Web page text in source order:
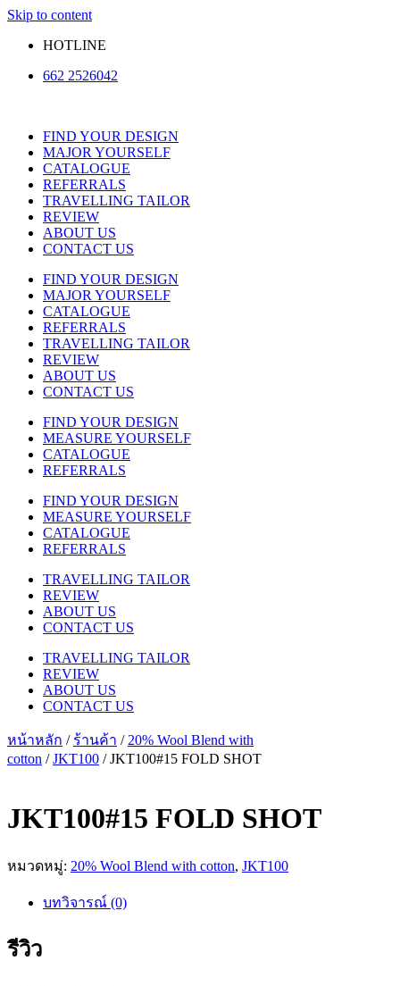
Skip to content
HOTLINE
662 2526042
FIND YOUR DESIGN
MAJOR YOURSELF
CATALOGUE
REFERRALS
TRAVELLING TAILOR
REVIEW
ABOUT US
CONTACT US
FIND YOUR DESIGN
MAJOR YOURSELF
CATALOGUE
REFERRALS
TRAVELLING TAILOR
REVIEW
ABOUT US
CONTACT US
FIND YOUR DESIGN
MEASURE YOURSELF
CATALOGUE
REFERRALS
FIND YOUR DESIGN
MEASURE YOURSELF
CATALOGUE
REFERRALS
TRAVELLING TAILOR
REVIEW
ABOUT US
CONTACT US
TRAVELLING TAILOR
REVIEW
ABOUT US
CONTACT US
หน้าหลัก / ร้านค้า / 20% Wool Blend with
cotton /JKT100 / JKT100#15 FOLD SHOT
JKT100#15 FOLD SHOT
หมวดหมู่: 20% Wool Blend with cotton, JKT100
บทวิจารณ์ (0)
รีวิว